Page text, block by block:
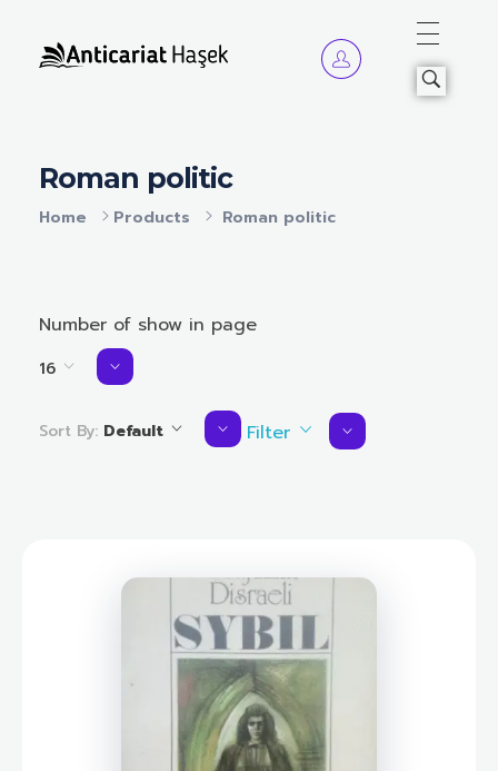
Home Products Roman politic
Roman politic
Number of show in page
16
Sort By: Default Filter